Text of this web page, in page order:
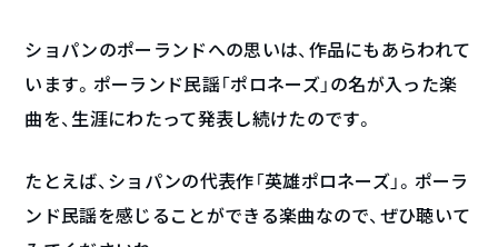
ショパンのポーランドへの思いは、作品にもあらわれて
います。ポーランド民謡「ポロネーズ」の名が入った楽
曲を、生涯にわたって発表し続けたのです。
たとえば、ショパンの代表作「英雄ポロネーズ」。ポーラ
ンド民謡を感じることができる楽曲なので、ぜひ聴いて